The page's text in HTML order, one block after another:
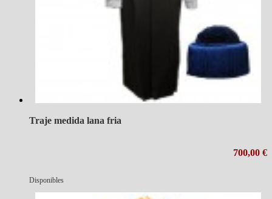
Traje medida lana fria
700,00 €
Disponibles